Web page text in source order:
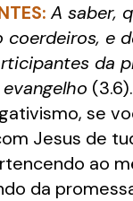
A saber,
coerdeiros, e
da
se
Jesus de
ao
da